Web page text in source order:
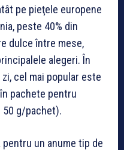
pe pieţele europene
peste 40% din
dulce între mese,
alegeri. În
cel mai popular este
pachete pentru
50 g/pachet).
un anume tip de